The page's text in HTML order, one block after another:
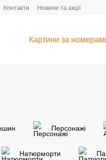
Контакти Новини та акції
Картини за
Персонажі
Натюрморти